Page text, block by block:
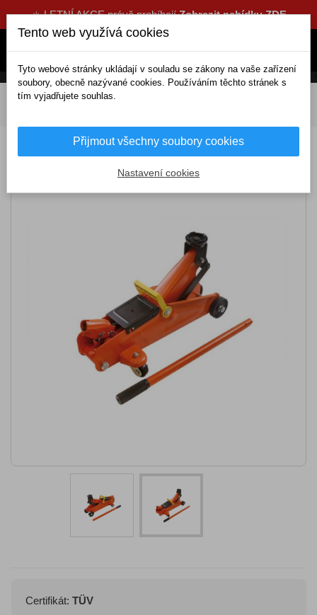
☀️ LETNÍ AKCE právě probíhajíZobrazit nabídku ZDE
DOMOV Výbava a nářadí
Hydraulický zvedák kolečkový 2T
Certifikát: TÜV
Tento web využívá cookies
Tyto webové stránky ukládají v souladu se zákony na vaše zařízení
soubory, obecně nazývané cookies. Používáním těchto stránek s
tím vyjadřujete souhlas.
Přijmout všechny soubory cookies
Nastavení cookies